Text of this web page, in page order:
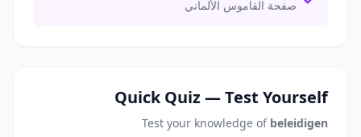
صفحة القاموس الألماني
Quick Quiz — Test Yourself
Test your knowledge of beleidigen